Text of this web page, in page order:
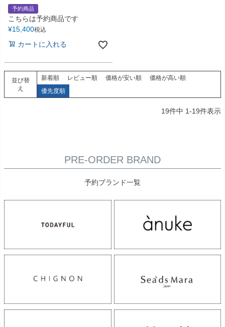
予約商品
こちらは予約商品です
¥15,400税込
カートに入れる
並び替
え
新着順 レビュー順 価格が安い順
価格が高い順
優先度順
19件中 1-19件表示
PRE-ORDER BRAND
予約ブランド一覧